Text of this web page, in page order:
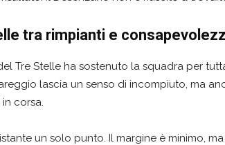
tra rimpianti e
Tre Stelle ha sostenuto la squadra per
lascia un senso di incompiuto, ma
corsa.
un solo punto. Il margine è minimo,